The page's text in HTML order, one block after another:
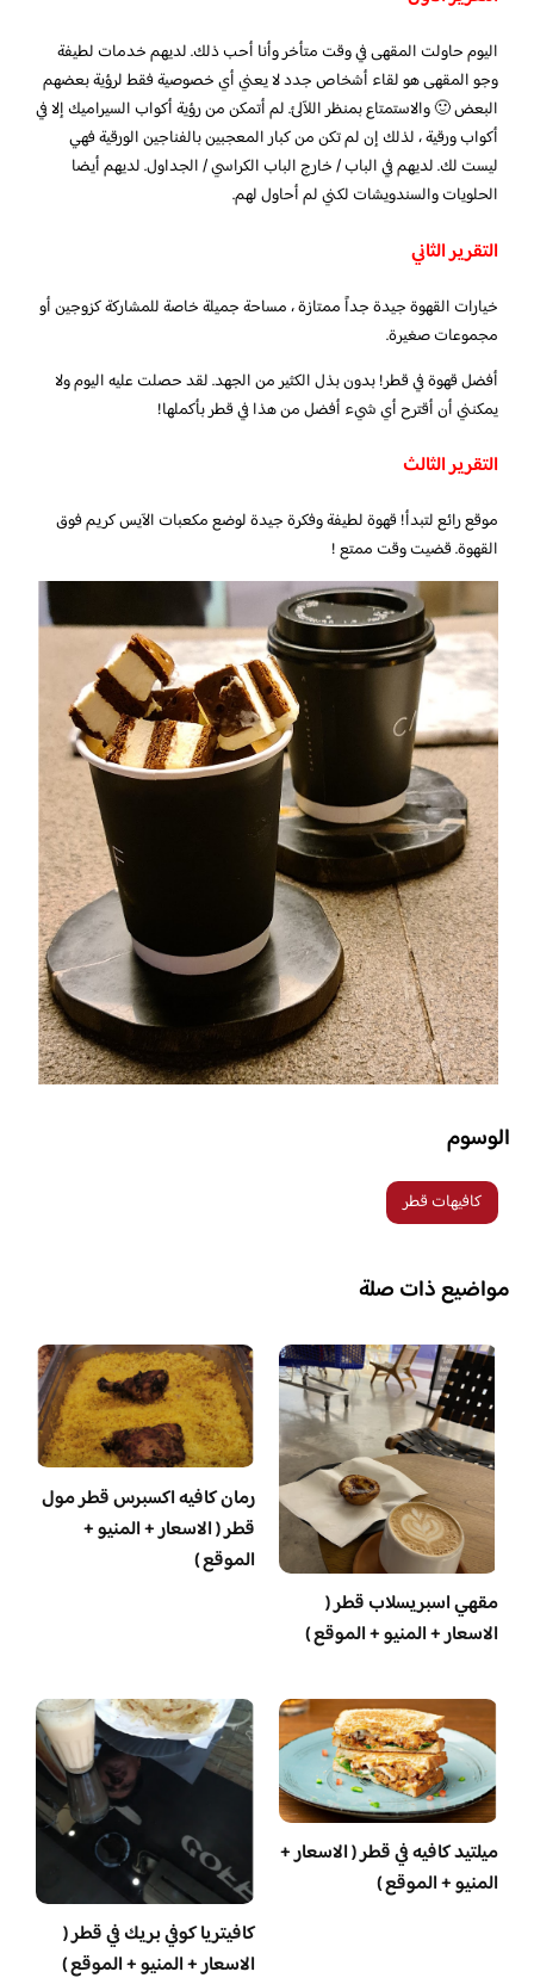
اليوم حاولت المقهى في وقت متأخر وأنا أحب ذلك. لديهم خدمات لطيفة
وجو المقهى هو لقاء أشخاص جدد لا يعني أي خصوصية فقط لرؤية بعضهم
البعض 🙂 والاستمتاع بمنظر اللآلئ. لم أتمكن من رؤية أكواب السيراميك إلا في
أكواب ورقية ، لذلك إن لم تكن من كبار المعجبين بالفناجين الورقية فهي
ليست لك. لديهم في الباب / خارج الباب الكراسي / الجداول. لديهم أيضا
الحلويات والسندويشات لكني لم أحاول لهم.
التقرير الثاني
خيارات القهوة جيدة جداً ممتازة ، مساحة جميلة خاصة للمشاركة كزوجين أو
مجموعات صغيرة.
أفضل قهوة في قطر! بدون بذل الكثير من الجهد. لقد حصلت عليه اليوم ولا
يمكنني أن أقترح أي شيء أفضل من هذا في قطر بأكملها!
التقرير الثالث
موقع رائع لتبدأ! قهوة لطيفة وفكرة جيدة لوضع مكعبات الآيس كريم فوق
القهوة. قضيت وقت ممتع !
الوسوم
كافيهات قطر
مواضيع ذات صلة
مقهي اسبريسلاب قطر (
الاسعار + المنيو + الموقع )
رمان كافيه اكسبرس قطر مول
قطر ( الاسعار + المنيو +
الموقع )
ميلتيد كافيه في قطر ( الاسعار +
المنيو + الموقع )
كافيتريا كوفي بريك في قطر (
الاسعار + المنيو + الموقع )